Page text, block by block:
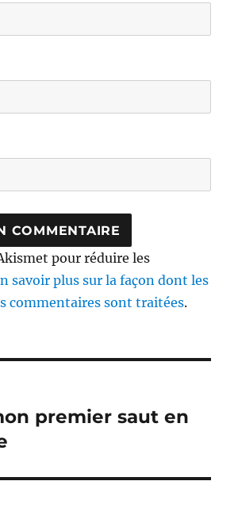
pour réduire les
savoir plus sur la façon dont les
commentaires sont traitées.
premier saut en